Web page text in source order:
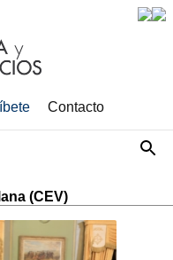
Contacto
(CEV)